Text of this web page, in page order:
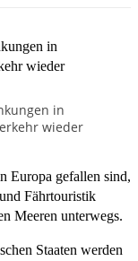
in
wieder
Europa gefallen sind,
Fährtouristik
Meeren unterwegs.
Staaten werden